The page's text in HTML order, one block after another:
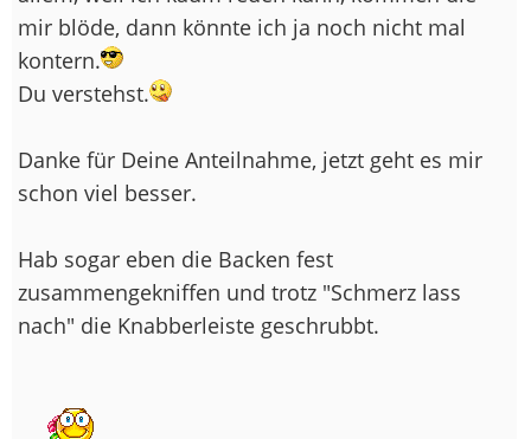
mir blöde, dann könnte ich ja noch nicht mal
kontern.
Du verstehst.
Danke für Deine Anteilnahme, jetzt geht es mir
schon viel besser.
Hab sogar eben die Backen fest
zusammengekniffen und trotz "Schmerz lass
nach" die Knabberleiste geschrubbt.